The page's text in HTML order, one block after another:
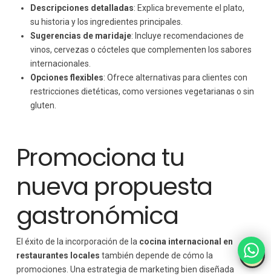
Descripciones detalladas: Explica brevemente el plato,
su historia y los ingredientes principales.
Sugerencias de maridaje: Incluye recomendaciones de
vinos, cervezas o cócteles que complementen los sabores
internacionales.
Opciones flexibles: Ofrece alternativas para clientes con
restricciones dietéticas, como versiones vegetarianas o sin
gluten.
Promociona tu
nueva propuesta
gastronómica
El éxito de la incorporación de la cocina internacional en
restaurantes locales también depende de cómo la
promociones. Una estrategia de marketing bien diseñada